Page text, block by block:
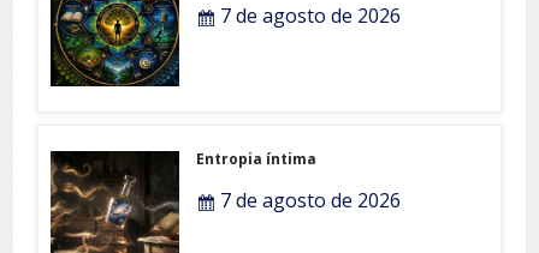
7 de agosto de 2026
Entropia íntima
7 de agosto de 2026